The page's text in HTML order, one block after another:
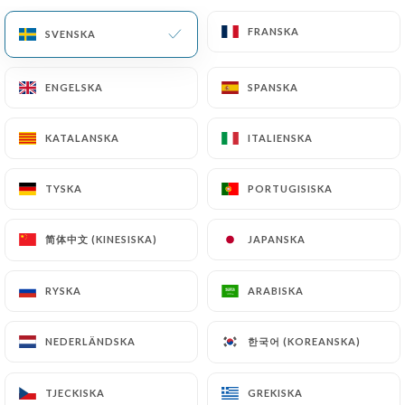
MENY
SVENSKA FRANSKA
ENGELSKA SPANSKA
KATALANSKA ITALIENSKA
TYSKA PORTUGISISKA
简体中文 (KINESISKA) JAPANSKA
RYSKA ARABISKA
NEDERLÄNDSKA 한국어 (KOREANSKA)
TJECKISKA GREKISKA
Kontakt
Le Central
SVENSKA FRANSKA
ENGELSKA SPANSKA
KATALANSKA ITALIENSKA
TYSKA PORTUGISISKA
简体中文 (KINESISKA) JAPANSKA
RYSKA ARABISKA
NEDERLÄNDSKA 한국어 (KOREANSKA)
TJECKISKA GREKISKA